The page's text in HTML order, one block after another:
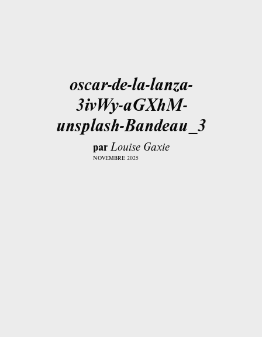
oscar-de-la-lanza-
3ivWy-aGXhM-
unsplash-Bandeau_3
par Louise Gaxie
NOVEMBRE 2025